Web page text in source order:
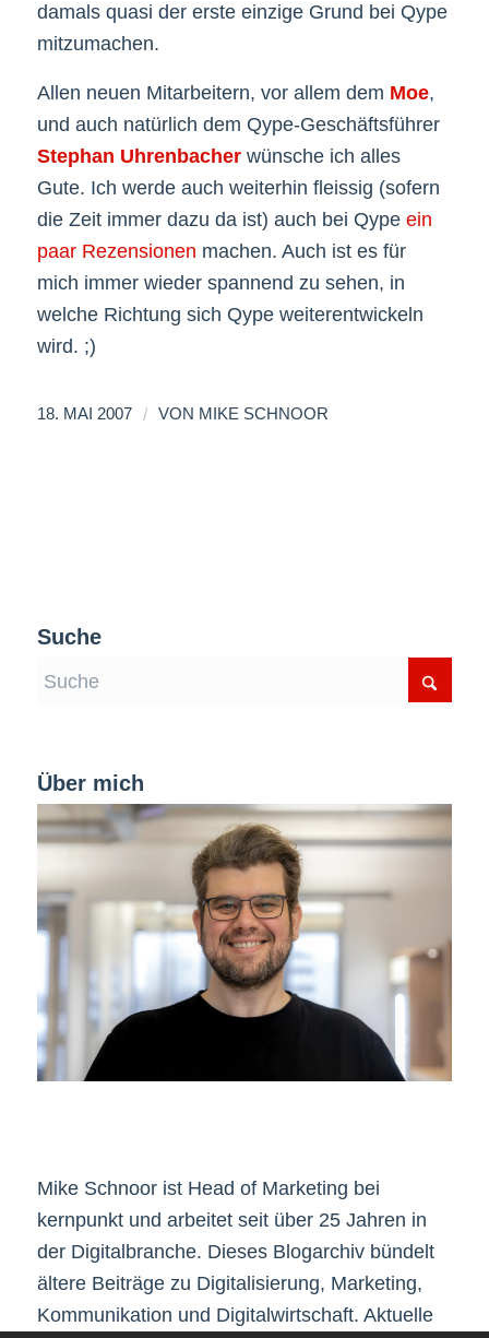
damals quasi der erste einzige Grund bei Qype
mitzumachen.
Allen neuen Mitarbeitern, vor allem dem Moe,
und auch natürlich dem Qype-Geschäftsführer
Stephan Uhrenbacherwünsche ich alles
Gute. Ich werde auch weiterhin fleissig (sofern
die Zeit immer dazu da ist) auch bei Qype ein
paar Rezensionen machen. Auch ist es für
mich immer wieder spannend zu sehen, in
welche Richtung sich Qype weiterentwickeln
wird. ;)
18. MAI 2007 / VON MIKE SCHNOOR
Suche
Über mich
Mike Schnoor ist Head of Marketing bei
kernpunkt und arbeitet seit über 25 Jahren in
der Digitalbranche. Dieses Blogarchiv bündelt
ältere Beiträge zu Digitalisierung, Marketing,
Kommunikation und Digitalwirtschaft. Aktuelle